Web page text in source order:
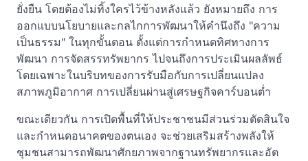
ยั่งยืน โดยต้องไม่ทิ้งใครไว้ข้างหลังแล้ว ยังหมายถึง การ
ออกแบบนโยบายและกลไกการพัฒนาให้คำนึงถึง "ความ
เป็นธรรม" ในทุกขั้นตอน ตั้งแต่การกำหนดทิศทางการ
พัฒนา การจัดสรรทรัพยากร ไปจนถึงการประเมินผลลัพธ์
โดยเฉพาะในบริบทของการรับมือกับการเปลี่ยนแปลง
สภาพภูมิอากาศ การเปลี่ยนผ่านสู่เศรษฐกิจคาร์บอนต่ำ
ขณะเดียวกัน การเปิดพื้นที่ให้ประชาชนมีส่วนร่วมตัดสินใจ
และกำหนดอนาคตของตนเอง จะช่วยเสริมสร้างพลังให้
ชุมชนสามารถพัฒนาศักยภาพจากฐานทรัพยากรและอัต